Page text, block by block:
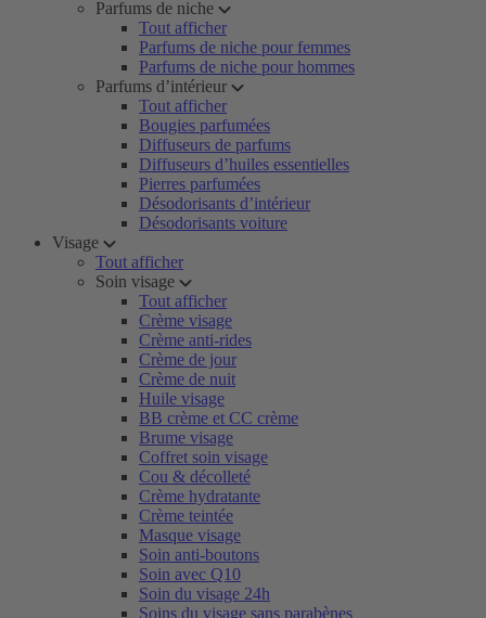
Parfums de niche
Tout afficher
Parfums de niche pour femmes
Parfums de niche pour hommes
Parfums d’intérieur
Tout afficher
Bougies parfumées
Diffuseurs de parfums
Diffuseurs d’huiles essentielles
Pierres parfumées
Désodorisants d’intérieur
Désodorisants voiture
Visage
Tout afficher
Soin visage
Tout afficher
Crème visage
Crème anti-rides
Crème de jour
Crème de nuit
Huile visage
BB crème et CC crème
Brume visage
Coffret soin visage
Cou & décolleté
Crème hydratante
Crème teintée
Masque visage
Soin anti-boutons
Soin avec Q10
Soin du visage 24h
Soins du visage sans parabènes